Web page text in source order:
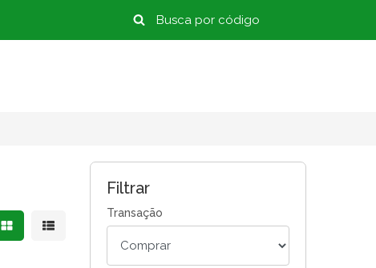
Mostrar resultados em grade
Mostrar resultados em lista
Filtrar
Transação